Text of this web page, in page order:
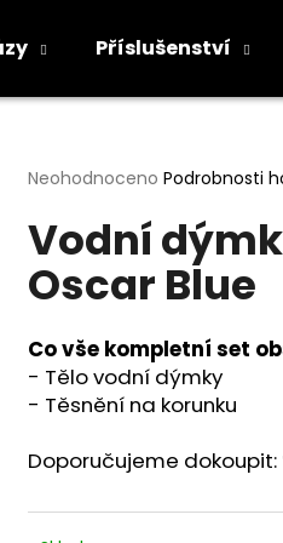
Příslušenství
Průměrné
produktu
je
0,0
z
hvězdiček.
Neohodnoceno Podrobnosti
Vodní
Oscar Blue
Co vše kompletní set
- Tělo vodní dýmky
- Těsnění na korunku
Doporučujeme dokoupit:
HLEDAT